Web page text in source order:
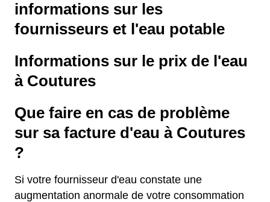
informations sur les
fournisseurs et l'eau potable
Informations sur le prix de l'eau
à Coutures
Que faire en cas de problème
sur sa facture d'eau à Coutures
?
Si votre fournisseur d'eau constate une
augmentation anormale de votre consommation